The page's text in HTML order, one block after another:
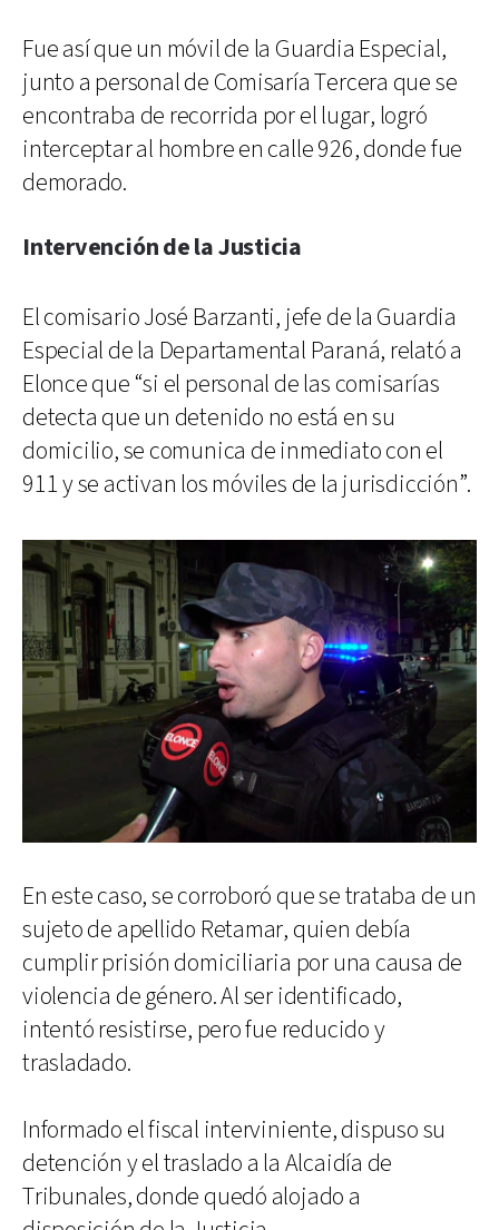
Fue así que un móvil de la Guardia Especial,
junto a personal de Comisaría Tercera que se
encontraba de recorrida por el lugar, logró
interceptar al hombre en calle 926, donde fue
demorado.
Intervención de la Justicia
El comisario José Barzanti, jefe de la Guardia
Especial de la Departamental Paraná, relató a
Elonce que “si el personal de las comisarías
detecta que un detenido no está en su
domicilio, se comunica de inmediato con el
911 y se activan los móviles de la jurisdicción”.
En este caso, se corroboró que se trataba de un
sujeto de apellido Retamar, quien debía
cumplir prisión domiciliaria por una causa de
violencia de género. Al ser identificado,
intentó resistirse, pero fue reducido y
trasladado.
Informado el fiscal interviniente, dispuso su
detención y el traslado a la Alcaidía de
Tribunales, donde quedó alojado a